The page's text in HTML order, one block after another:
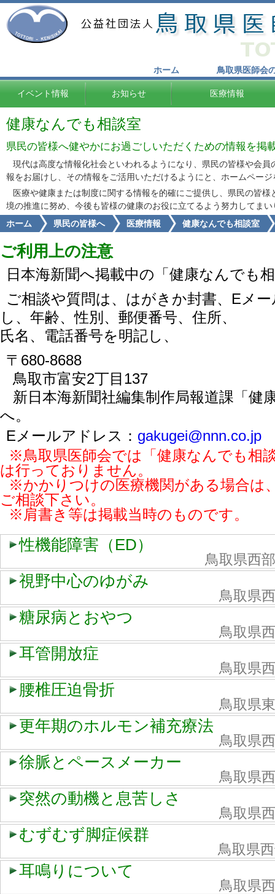
ホーム 鳥取県医師会
イベント情報 お知らせ 医療情報
健康なんでも相談室
県民の皆様へ健やかにお過ごしいただくための情報を掲
現代は高度な情報化社会といわれるようになり、県民の皆様や会
報をお届けし、その情報をご活用いただけるようにと、ホームペー
医療や健康または制度に関する情報を的確にご提供し、県民の皆
境の推進に努め、今後も皆様の健康のお役に立てるよう努力してまい
ホーム
県民の皆様へ 医療情報 健康なんでも相談室
ご利用上の注意
日本海新聞へ掲載中の「健康なんでも
ご相談や質問は、はがきか封書、Eメ
し、年齢、性別、郵便番号、住所、
氏名、電話番号を明記し、
〒680-8688
鳥取市富安2丁目137
新日本海新聞社編集制作局報道課「健
へ。
Eメールアドレス： gakugei@nnn.co.jp
※鳥取県医師会では「健康なんでも相
は行っておりません。
※かかりつけの医療機関がある場合は
ご相談下さい。
※肩書き等は掲載当時のものです。
性機能障害（ED）
鳥取県西
視野中心のゆがみ
鳥取県
糖尿病とおやつ
鳥取県
耳管開放症
鳥取県
腰椎圧迫骨折
鳥取県
更年期のホルモン補充療法
鳥取県
徐脈とペースメーカー
鳥取県
突然の動機と息苦しさ
鳥取県
むずむず脚症候群
鳥取県
耳鳴りについて
鳥取県